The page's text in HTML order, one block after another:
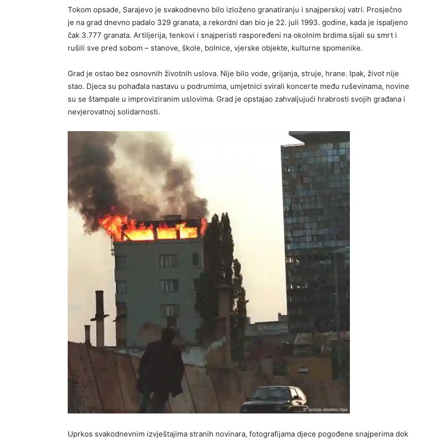
Tokom opsade, Sarajevo je svakodnevno bilo izloženo granatiranju i snajperskoj vatri. Prosječno
je na grad dnevno padalo 329 granata, a rekordni dan bio je 22. juli 1993. godine, kada je ispaljeno
čak 3.777 granata. Artiljerija, tenkovi i snajperisti raspoređeni na okolnim brdima sijali su smrt i
rušili sve pred sobom – stanove, škole, bolnice, vjerske objekte, kulturne spomenike.
Grad je ostao bez osnovnih životnih uslova. Nije bilo vode, grijanja, struje, hrane. Ipak, život nije
stao. Djeca su pohađala nastavu u podrumima, umjetnici svirali koncerte među ruševinama, novine
su se štampale u improviziranim uslovima. Grad je opstajao zahvaljujući hrabrosti svojih građana i
nevjerovatnoj solidarnosti.
Uprkos svakodnevnim izvještajima stranih novinara, fotografijama djece pogođene snajperima dok